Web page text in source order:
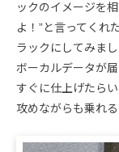
ックのイメージを
よ！”と言ってくれ
ラックにしてみまし
ボーカルデータが
すぐに仕上げたら
攻めながらも乗れ